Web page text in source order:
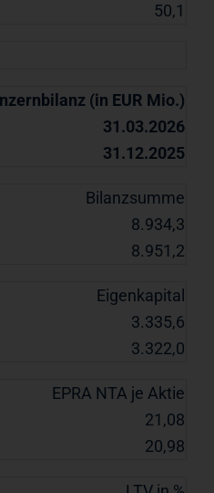
50,1
(in EUR Mio.)
31.03.2026
31.12.2025
Bilanzsumme
8.934,3
8.951,2
Eigenkapital
3.335,6
3.322,0
EPRA NTA je Aktie
21,08
20,98